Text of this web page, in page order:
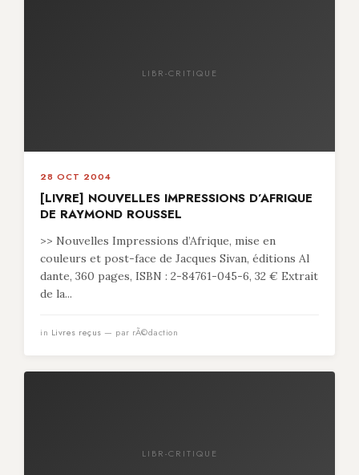
LIBR-CRITIQUE
28 OCT 2004
[LIVRE] NOUVELLES IMPRESSIONS D’AFRIQUE
DE RAYMOND ROUSSEL
>> Nouvelles Impressions d’Afrique, mise en
couleurs et post-face de Jacques Sivan, éditions Al
dante, 360 pages, ISBN : 2-84761-045-6, 32 € Extrait
de la...
in Livres reçus — par rÃ©daction
LIBR-CRITIQUE